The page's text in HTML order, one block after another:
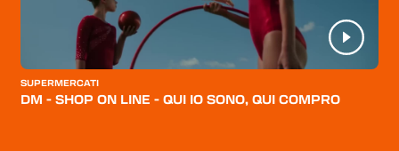
CATEGORIE
CHI SIAMO
BLOG
SUPERMERCATI
DM - SHOP ON LINE - QUI IO SONO, QUI COMPRO